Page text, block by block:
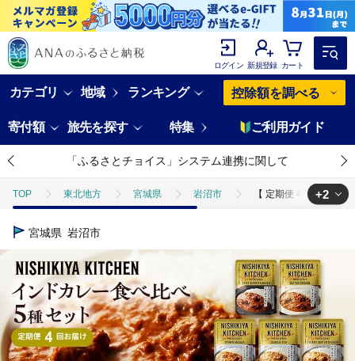
ログイン 新規登録 カート
カテゴリ 地域 ランキング 控除額を調べる
寄付額 旅先を探す 特集 ご利用ガイド
「ふるさとチョイス」システム連携に関して
TOP 東北地方 宮城県 岩沼市 【 定期便 4ヶ月 】カ
TOP
加工食品 惣菜・レトルト
+2
宮城県 岩沼市